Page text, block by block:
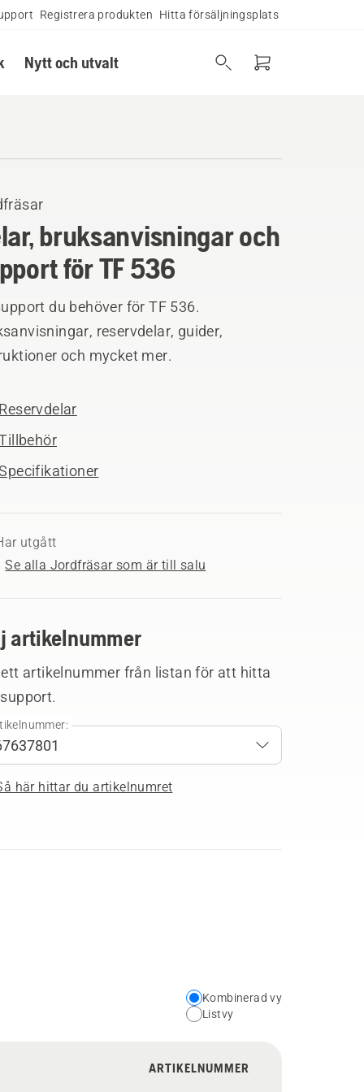
Registrera produkten Hitta försäljningsplats
Nytt och utvalt
bruksanvisningar och
för TF 536
du behöver för TF 536.
reservdelar, guider,
och mycket mer.
Reservdelar
utgått
Se alla Jordfräsar som är till salu
artikelnummer
artikelnummer från listan för att hitta
här hittar du artikelnumret
Choose
your
view
Kombinerad vy
Listvy
ARTIKELNUMMER